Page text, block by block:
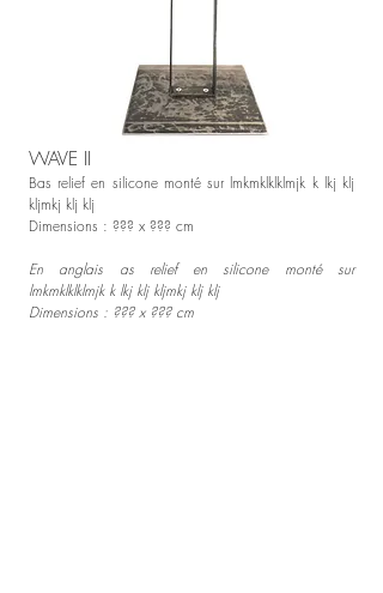
WAVE II
Bas relief en silicone monté sur lmkmklklklmjk k lkj klj
kljmkj klj klj
Dimensions : ??? x ??? cm
En anglais as relief en silicone monté sur
lmkmklklklmjk k lkj klj kljmkj klj klj
Dimensions : ??? x ??? cm